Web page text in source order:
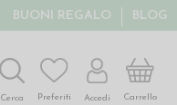
BUONI REGALO BLOG
Cerca Preferiti Accedi Carrello